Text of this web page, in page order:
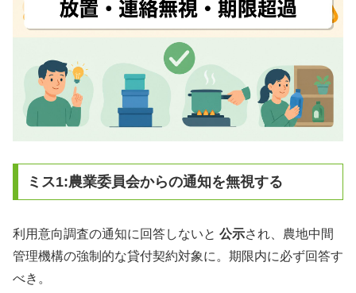
ミス1:農業委員会からの通知を無視する
利用意向調査の通知に回答しないと 公示され、農地中間
管理機構の強制的な貸付契約対象に。期限内に必ず回答す
べき。